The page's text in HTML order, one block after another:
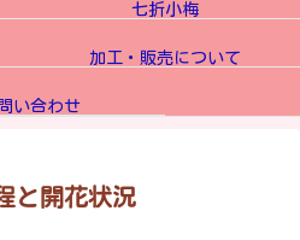
七折小梅
加工・販売について
い合わせ
と開花状況